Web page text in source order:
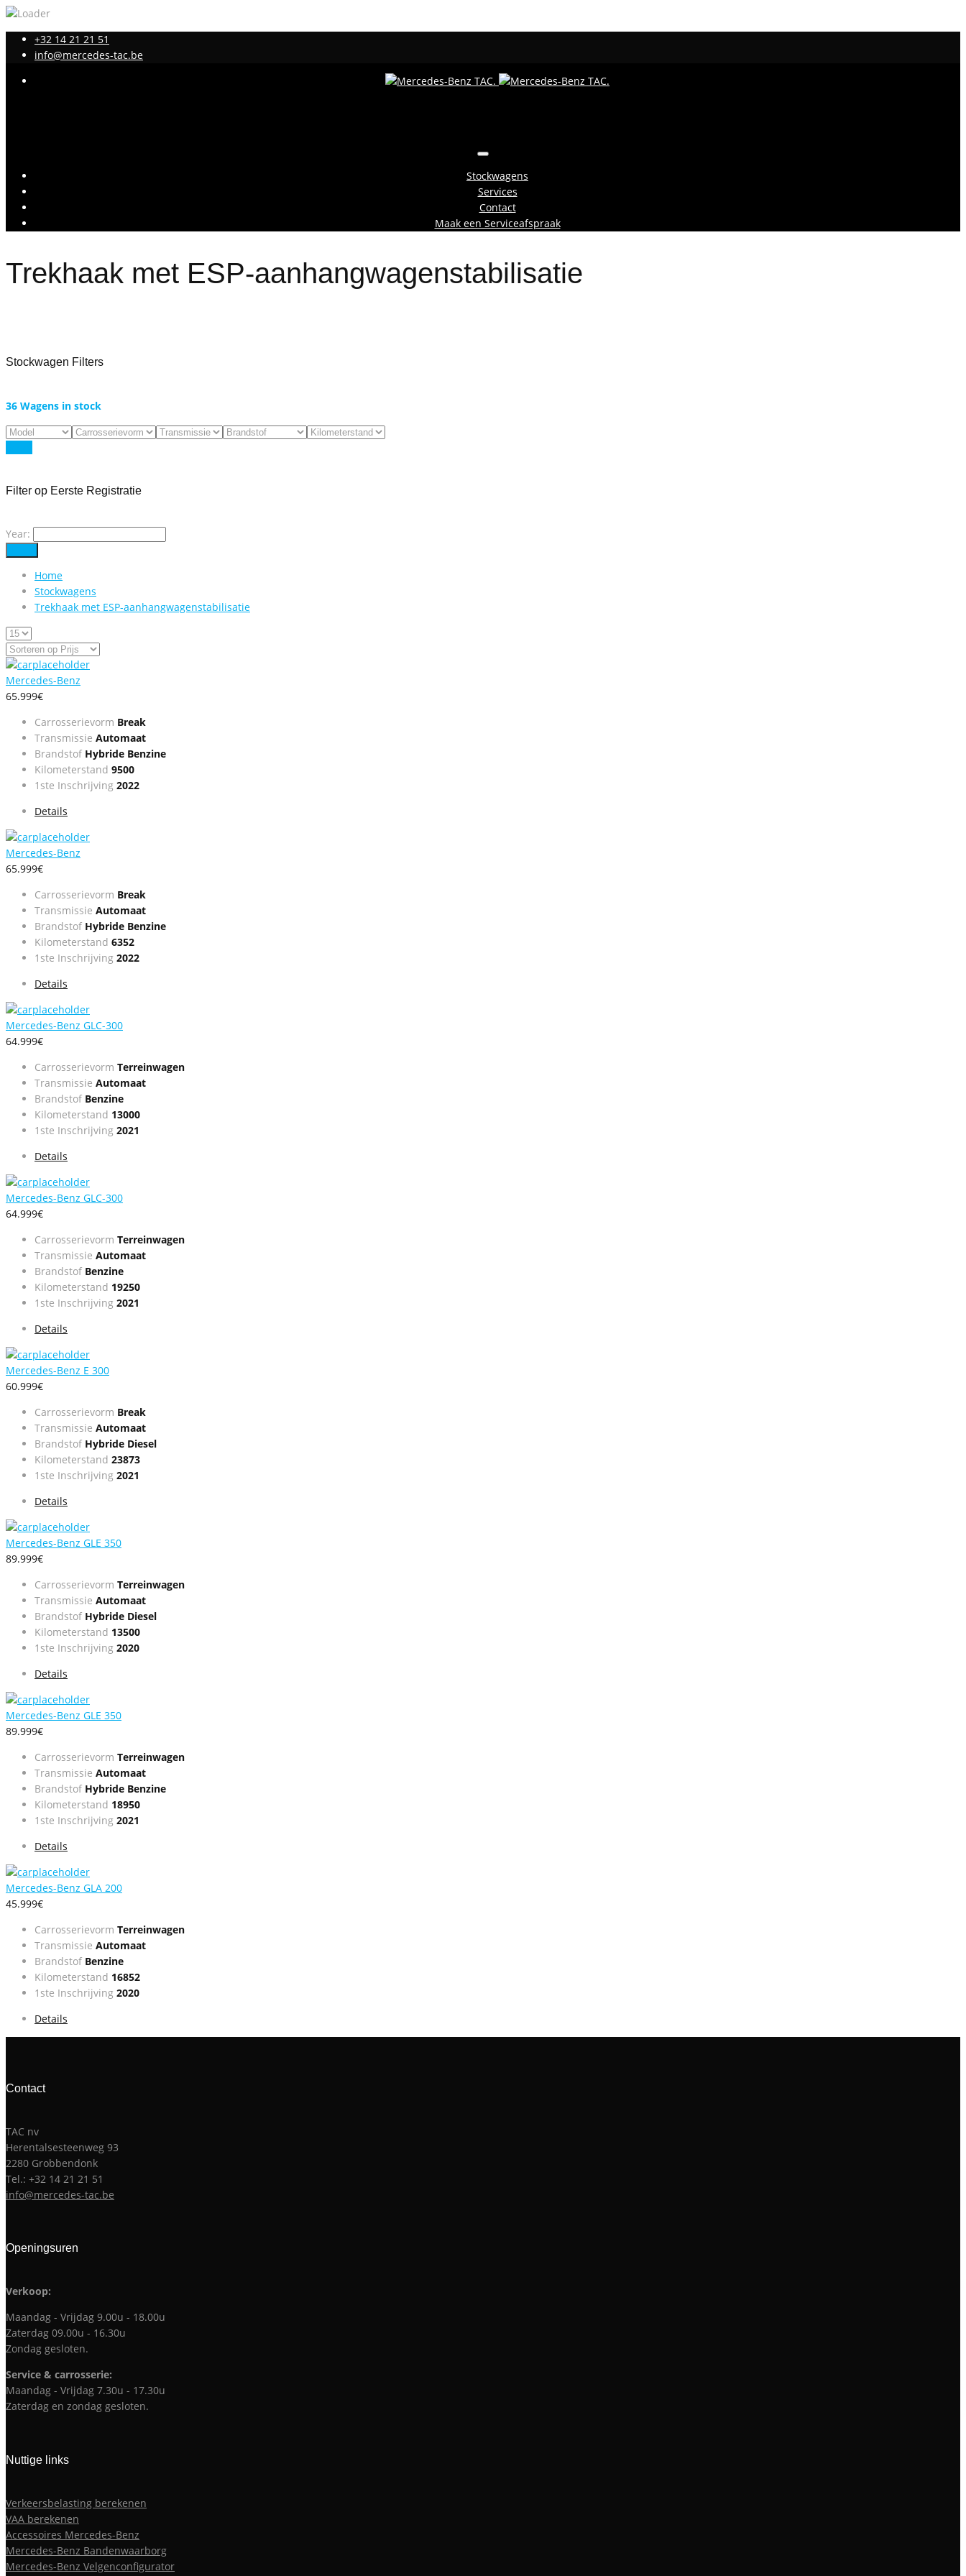
+32 14 21 21 51
info@mercedes-tac.be
Stockwagens
Services
Contact
Maak een Serviceafspraak
Trekhaak met ESP-aanhangwagenstabilisatie
Stockwagen Filters
36 Wagens in stock
Filter op Eerste Registratie
Year:
Home
Stockwagens
Trekhaak met ESP-aanhangwagenstabilisatie
Mercedes-Benz
65.999€
Carrosserievorm Break
Transmissie Automaat
Brandstof Hybride Benzine
Kilometerstand 9500
1ste Inschrijving 2022
Details
Mercedes-Benz
65.999€
Carrosserievorm Break
Transmissie Automaat
Brandstof Hybride Benzine
Kilometerstand 6352
1ste Inschrijving 2022
Details
Mercedes-Benz GLC-300
64.999€
Carrosserievorm Terreinwagen
Transmissie Automaat
Brandstof Benzine
Kilometerstand 13000
1ste Inschrijving 2021
Details
Mercedes-Benz GLC-300
64.999€
Carrosserievorm Terreinwagen
Transmissie Automaat
Brandstof Benzine
Kilometerstand 19250
1ste Inschrijving 2021
Details
Mercedes-Benz E 300
60.999€
Carrosserievorm Break
Transmissie Automaat
Brandstof Hybride Diesel
Kilometerstand 23873
1ste Inschrijving 2021
Details
Mercedes-Benz GLE 350
89.999€
Carrosserievorm Terreinwagen
Transmissie Automaat
Brandstof Hybride Diesel
Kilometerstand 13500
1ste Inschrijving 2020
Details
Mercedes-Benz GLE 350
89.999€
Carrosserievorm Terreinwagen
Transmissie Automaat
Brandstof Hybride Benzine
Kilometerstand 18950
1ste Inschrijving 2021
Details
Mercedes-Benz GLA 200
45.999€
Carrosserievorm Terreinwagen
Transmissie Automaat
Brandstof Benzine
Kilometerstand 16852
1ste Inschrijving 2020
Details
Contact
TAC nv
Herentalsesteenweg 93
2280 Grobbendonk
Tel.: +32 14 21 21 51
info@mercedes-tac.be
Openingsuren
Verkoop:
Maandag - Vrijdag 9.00u - 18.00u
Zaterdag 09.00u - 16.30u
Zondag gesloten.
Service & carrosserie:
Maandag - Vrijdag 7.30u - 17.30u
Zaterdag en zondag gesloten.
Nuttige links
Verkeersbelasting berekenen
VAA berekenen
Accessoires Mercedes-Benz
Mercedes-Benz Bandenwaarborg
Mercedes-Benz Velgenconfigurator